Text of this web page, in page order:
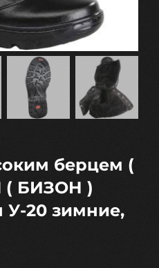
берцем (
( БИЗОН )
20 зимние,